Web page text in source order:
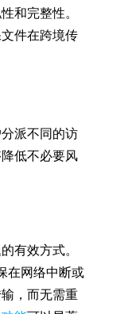
和完整性。
件在跨境传
派不同的访
低不必要风
有效方式。
在网络中断或
，而无需重